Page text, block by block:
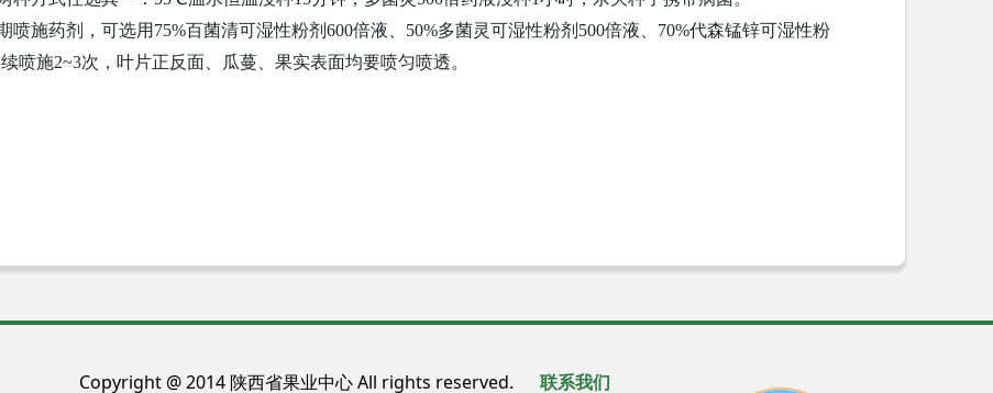
药剂，可选用75%百菌清可湿性粉剂600倍液、50%多菌灵可湿性粉剂500倍液、70%代森锰锌可湿性粉
喷施2~3次，叶片正反面、瓜蔓、果实表面均要喷匀喷透。
Copyright @ 2014 陕西省果业中心 All rights reserved.联系我们